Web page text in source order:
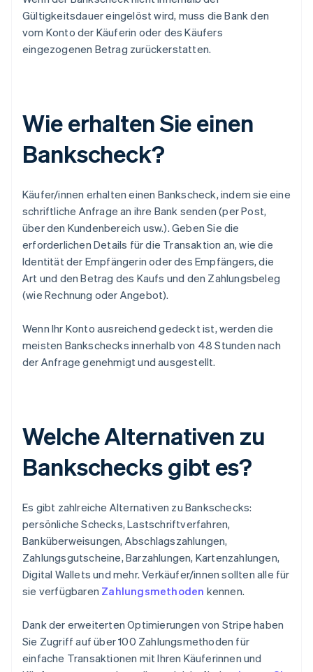
Gültigkeitsdauer eingelöst wird, muss die Bank den
vom Konto der Käuferin oder des Käufers
eingezogenen Betrag zurückerstatten.
Wie erhalten Sie einen
Bankscheck?
Käufer/innen erhalten einen Bankscheck, indem sie eine
schriftliche Anfrage an ihre Bank senden (per Post,
über den Kundenbereich usw.). Geben Sie die
erforderlichen Details für die Transaktion an, wie die
Identität der Empfängerin oder des Empfängers, die
Art und den Betrag des Kaufs und den Zahlungsbeleg
(wie Rechnung oder Angebot).
Wenn Ihr Konto ausreichend gedeckt ist, werden die
meisten Bankschecks innerhalb von 48 Stunden nach
der Anfrage genehmigt und ausgestellt.
Welche Alternativen zu
Bankschecks gibt es?
Es gibt zahlreiche Alternativen zu Bankschecks:
persönliche Schecks, Lastschriftverfahren,
Banküberweisungen, Abschlagszahlungen,
Zahlungsgutscheine, Barzahlungen, Kartenzahlungen,
Digital Wallets und mehr. Verkäufer/innen sollten alle für
sie verfügbaren Zahlungsmethoden kennen.
Dank der erweiterten Optimierungen von Stripe haben
Sie Zugriff auf über 100 Zahlungsmethoden für
einfache Transaktionen mit Ihren Käuferinnen und